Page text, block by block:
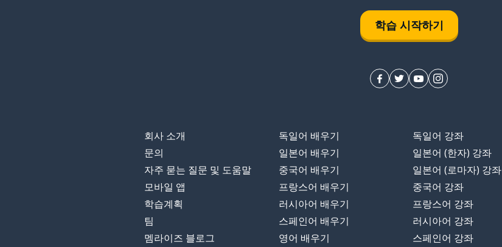
학습 시작하기
회사 소개
문의
자주 묻는 질문 및 도움말
모바일 앱
학습계획
팀
멤라이즈 블로그
독일어 배우기
일본어 배우기
중국어 배우기
프랑스어 배우기
러시아어 배우기
스페인어 배우기
영어 배우기
독일어 강좌
일본어 (한자) 강좌
일본어 (로마자) 강좌
중국어 강좌
프랑스어 강좌
러시아어 강좌
스페인어 강좌